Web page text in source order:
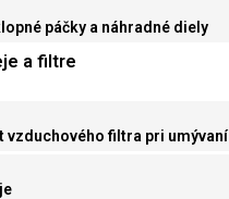
páčky a náhradné diely
a filtre
vzduchového filtra pri umývaní